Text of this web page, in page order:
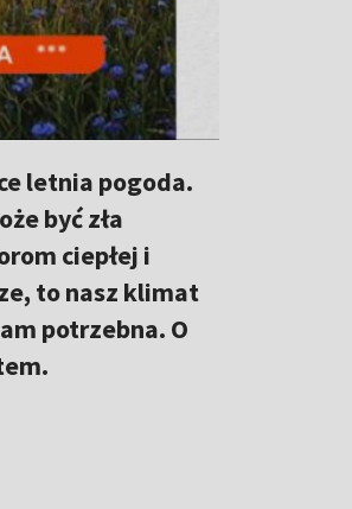
letnia pogoda.
być zła
ciepłej i
to nasz klimat
potrzebna. O